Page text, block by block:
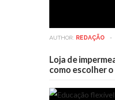
AUTHOR: REDAÇÃO -
Loja de
como escolher